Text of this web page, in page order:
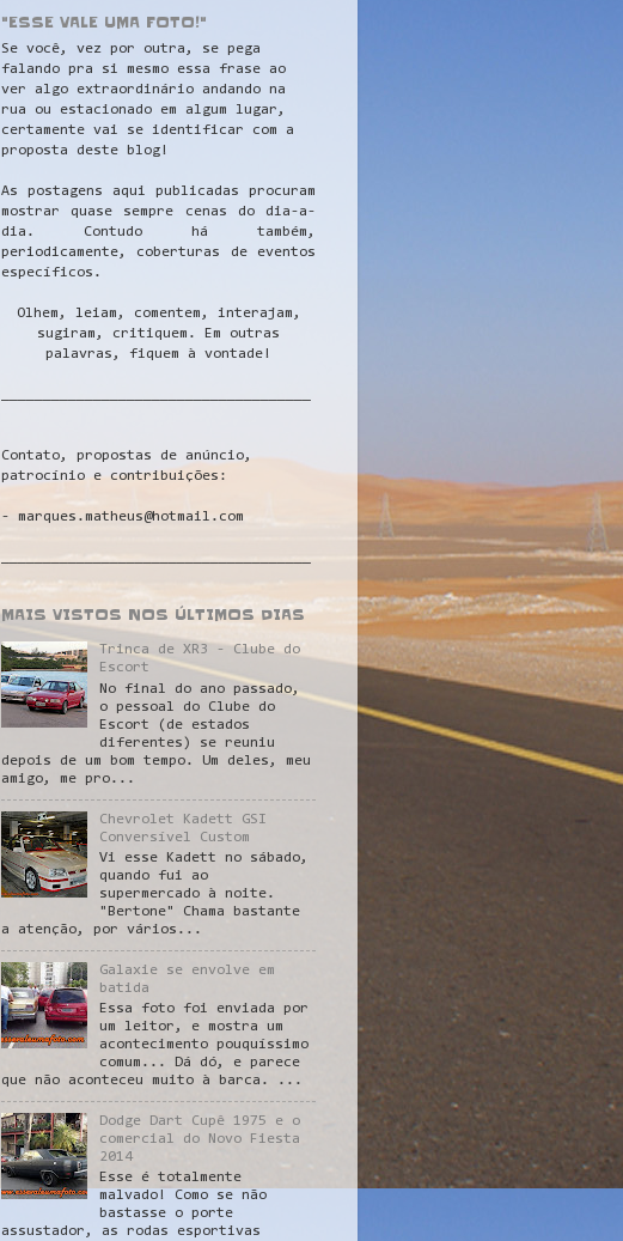
"ESSE VALE UMA FOTO!"
Se você, vez por outra, se pega
falando pra si mesmo essa frase ao
ver algo extraordinário andando na
rua ou estacionado em algum lugar,
certamente vai se identificar com a
proposta deste blog!
As postagens aqui publicadas procuram
mostrar quase sempre cenas do dia-a-
dia. Contudo há também,
periodicamente, coberturas de eventos
específicos.
Olhem, leiam, comentem, interajam,
sugiram, critiquem. Em outras
palavras, fiquem à vontade!
Contato, propostas de anúncio,
patrocínio e contribuições:
- marques.matheus@hotmail.com
MAIS VISTOS NOS ÚLTIMOS DIAS
Trinca de XR3 - Clube do
Escort
No final do ano passado,
o pessoal do Clube do
Escort (de estados
diferentes) se reuniu
depois de um bom tempo. Um deles, meu
amigo, me pro...
Chevrolet Kadett GSI
Conversível Custom
Vi esse Kadett no sábado,
quando fui ao
supermercado à noite.
"Bertone" Chama bastante
a atenção, por vários...
Galaxie se envolve em
batida
Essa foto foi enviada por
um leitor, e mostra um
acontecimento pouquíssimo
comum... Dá dó, e parece
que não aconteceu muito à barca. ...
Dodge Dart Cupê 1975 e o
comercial do Novo Fiesta
2014
Esse é totalmente
malvado! Como se não
bastasse o porte
assustador, as rodas esportivas